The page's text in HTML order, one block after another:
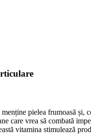
menține pielea frumoasă
care vrea să combată
vitamina stimulează